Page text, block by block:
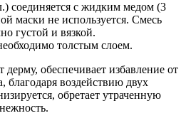
соединяется с жидким медом (3
маски не используется. Смесь
густой и вязкой.
толстым слоем.
обеспечивает избавление от
воздействию двух
обретает утраченную